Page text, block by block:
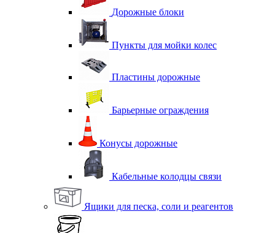
Дорожные блоки
Пункты для мойки колес
Пластины дорожные
Барьерные ограждения
Конусы дорожные
Кабельные колодцы связи
Ящики для песка, соли и реагентов